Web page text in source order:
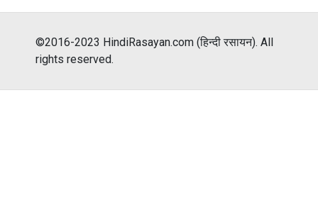
©2016-2023 HindiRasayan.com (हिन्दी रसायन). All
rights reserved.